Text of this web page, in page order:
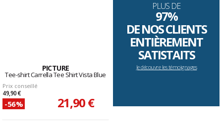
PICTURE
Tee-shirt Carrella Tee Shirt Vista Blue
Prix conseillé
49,90 €
-56% 21,90 €
PLUS DE
97%
DE NOS CLIENTS
ENTIÈREMENT
SATISTAITS
Je découvre les témoignages